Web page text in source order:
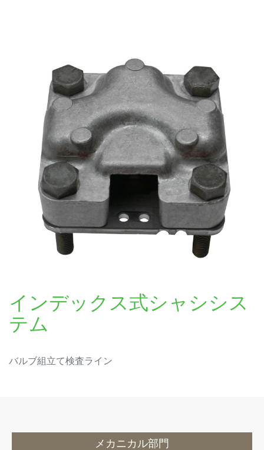
インデックス式シャシシス
テム
バルブ組立て検査ライン
メカニカル部門